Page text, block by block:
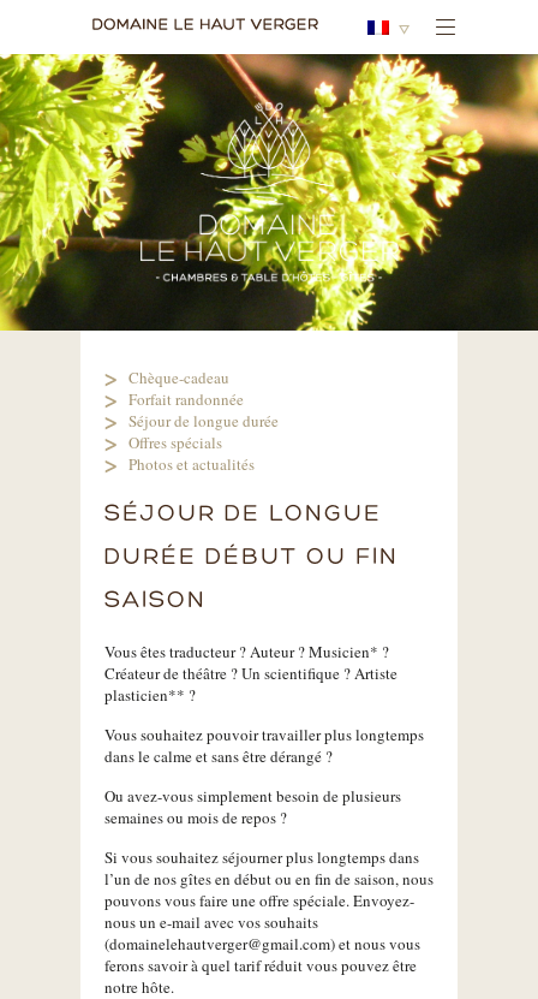
Chèque-cadeau
Forfait randonnée
Séjour de longue durée
Offres spécials
Photos et actualités
SÉJOUR DE LONGUE
DURÉE DÉBUT OU FIN
SAISON
Vous êtes traducteur ? Auteur ? Musicien* ?
Créateur de théâtre ? Un scientifique ? Artiste
plasticien** ?
Vous souhaitez pouvoir travailler plus longtemps
dans le calme et sans être dérangé ?
Ou avez-vous simplement besoin de plusieurs
semaines ou mois de repos ?
Si vous souhaitez séjourner plus longtemps dans
l’un de nos gîtes en début ou en fin de saison, nous
pouvons vous faire une offre spéciale. Envoyez-
nous un e-mail avec vos souhaits
(domainelehautverger@gmail.com) et nous vous
ferons savoir à quel tarif réduit vous pouvez être
notre hôte.